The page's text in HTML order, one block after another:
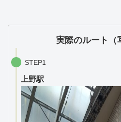
実際のルート（
STEP1
上野駅